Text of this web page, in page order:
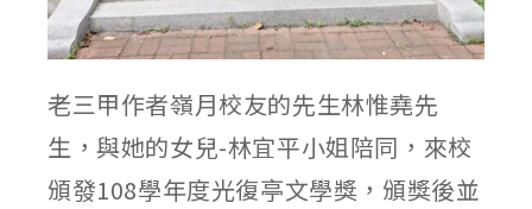
老三甲作者嶺月校友的先生林惟堯先
生，與她的女兒-林宜平小姐陪同，來校
頒發108學年度光復亭文學獎，頒獎後並